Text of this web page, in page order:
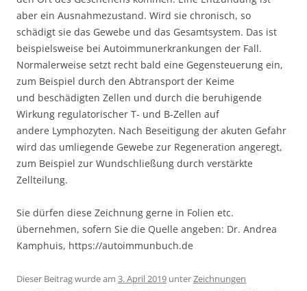
aber ein Ausnahmezustand. Wird sie chronisch, so
schädigt sie das Gewebe und das Gesamtsystem. Das ist
beispielsweise bei Autoimmunerkrankungen der Fall.
Normalerweise setzt recht bald eine Gegensteuerung ein,
zum Beispiel durch den Abtransport der Keime
und beschädigten Zellen und durch die beruhigende
Wirkung regulatorischer T- und B-Zellen auf
andere Lymphozyten. Nach Beseitigung der akuten Gefahr
wird das umliegende Gewebe zur Regeneration angeregt,
zum Beispiel zur Wundschließung durch verstärkte
Zellteilung.
Sie dürfen diese Zeichnung gerne in Folien etc.
übernehmen, sofern Sie die Quelle angeben: Dr. Andrea
Kamphuis, https://autoimmunbuch.de
Dieser Beitrag wurde am 3. April 2019 unterZeichnungen